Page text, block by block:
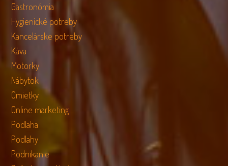
Gastronómia
Hygienické potreby
Kancelárske potreby
Káva
Motorky
Nábytok
Omietky
Online marketing
Podlaha
Podlahy
Podnikanie